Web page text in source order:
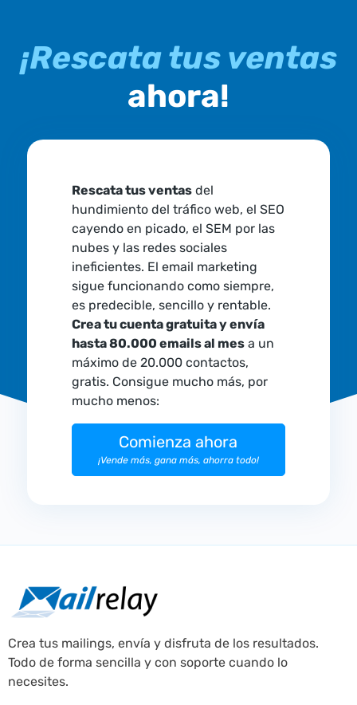
¡Rescata tus ventas
ahora!
Rescata tus ventasdel
hundimiento del tráfico web, el SEO
cayendo en picado, el SEM por las
nubes y las redes sociales
ineficientes. El email marketing
sigue funcionando como siempre,
es predecible, sencillo y rentable.
Crea tu cuenta gratuita y envía
hasta 80.000 emails al mesa un
máximo de 20.000 contactos,
gratis. Consigue mucho más, por
mucho menos:
Comienza ahora
¡Vende más, gana más, ahorra todo!
Crea tus mailings, envía y disfruta de los resultados.
Todo de forma sencilla y con soporte cuando lo
necesites.